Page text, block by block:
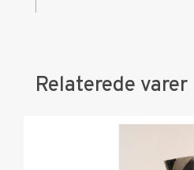
Relaterede varer